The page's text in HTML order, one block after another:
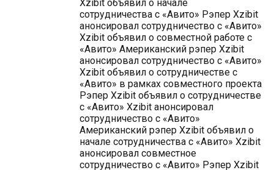
Xzibit объявил о начале
сотрудничества с «Авито» Рэпер Xzibit
анонсировал сотрудничество с «Авито»
Xzibit объявил о совместной работе с
«Авито» Американский рэпер Xzibit
анонсировал сотрудничество с «Авито»
Xzibit объявил о сотрудничестве с
«Авито» в рамках совместного проекта
Рэпер Xzibit объявил о сотрудничестве
с «Авито» Xzibit анонсировал
сотрудничество с «Авито»
Американский рэпер Xzibit объявил о
начале сотрудничества с «Авито» Xzibit
анонсировал совместное
сотрудничество с «Авито» Рэпер Xzibit